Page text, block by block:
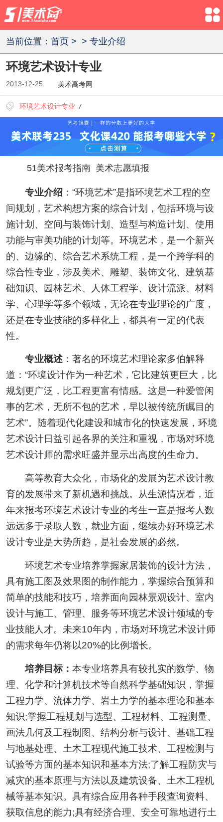
当前位置： 首页> > 专业介绍
环境艺术设计专业
2013-12-25 美术高考网
环境艺术设计专业 /
51美术报考指南 美术志愿填报
专业介绍：“环境艺术”是指环境艺术工程的空
间规划，艺术构想方案的综合计划，包括环境与设
施计划、空间与装饰计划、造型与构造计划、使用
功能与审美功能的计划等。环境艺术，是一个新兴
的、边缘的、综合艺术系统工程，是一个跨学科的
综合性专业，涉及美术、雕塑、装饰文化、建筑基
础知识、园林艺术、人体工程学、设计流派、材料
学、心理学等多个领域，无论在专业理论的广度，
还是在专业技能的多样化上，都具有一定的代表
性。
专业概述：著名的环境艺术理论家多伯解释
道：“环境设计作为一种艺术，它比建筑更巨大，比
规划更广泛，比工程更富有情感。这是一种爱管闲
事的艺术，无所不包的艺术，早以被传统所瞩目的
艺术”。随着现代化建设和城市化的快速发展，环境
艺术设计日益引起各界的关注和重视，市场对环境
艺术设计师的需求旺盛并显示出高度的生命力。
高等教育大众化，市场化的发展为艺术设计教
育的发展带来了新机遇和挑战。从生源情况看，近
年来报考环境艺术设计专业的考生一直是报考人数
远远多于录取人数，就业方面，继续办好环境艺术
设计专业是大势所趋，是社会发展的必然。
环境艺术专业培养掌握家居装饰的设计方法，
具有施工图及效果图的制作能力，掌握综合预算和
简单的技能和技巧，培养面向园林景观设计、室内
设计与施工、管理、服务等环境艺术设计领域的专
业技能人才。未来10年内，市场对环境艺术设计师
的需求每年仍将以20%的比例增长。
培养目标： 本专业培养具有较扎实的数学、物
理、化学和计算机技术等自然科学基础知识，掌握
工程力学、流体力学、岩土力学的基本理论和基本
知识;掌握工程规划与选型、工程材料、工程测量、
画法几何及工程制图、结构分析与设计、基础工程
与地基处理、土木工程现代施工技术、工程检测与
试验等方面的基本知识和基本方法;了解工程防灾与
减灾的基本原理与方法以及建筑设备、土木工程机
械等基本知识。具有综合应用各种手段查询资料、
获取信息的能力;具有经济合理、安全可靠地进行土